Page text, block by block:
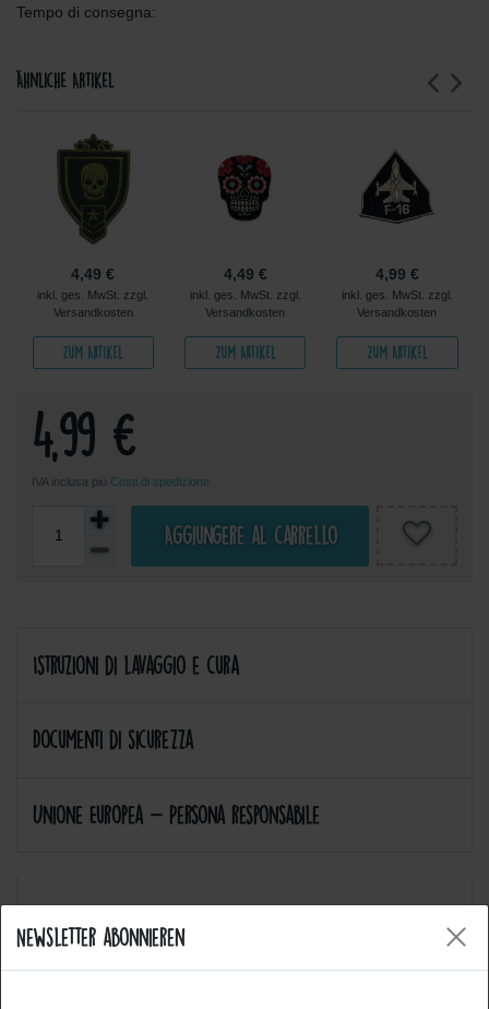
Newsletter abonnieren
Tempo di consegna:
Ähnliche Artikel
4,49 €
inkl. ges. MwSt. zzgl.
Versandkosten
Zum Artikel
4,49 €
inkl. ges. MwSt. zzgl.
Versandkosten
Zum Artikel
4,99 €
inkl. ges. MwSt. zzgl.
Versandkosten
Zum Artikel
4,99 €
IVA inclusa più Costi di spedizione
Aggiungere al carrello
Istruzioni di lavaggio e cura
Documenti di sicurezza
Unione Europea - Persona responsabile
Allgemeine Fragen